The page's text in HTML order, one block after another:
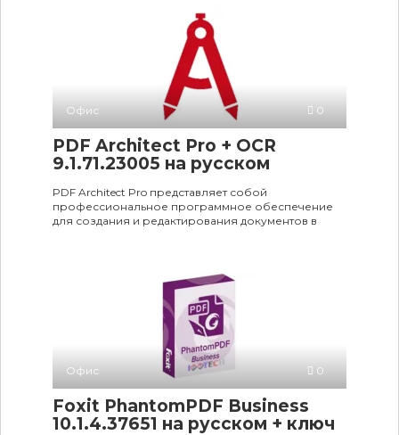
Офис 0
PDF Architect Pro + OCR
9.1.71.23005 на русском
PDF Architect Pro представляет собой
профессиональное программное обеспечение
для создания и редактирования документов в
Офис 0
Foxit PhantomPDF Business
10.1.4.37651 на русском + ключ